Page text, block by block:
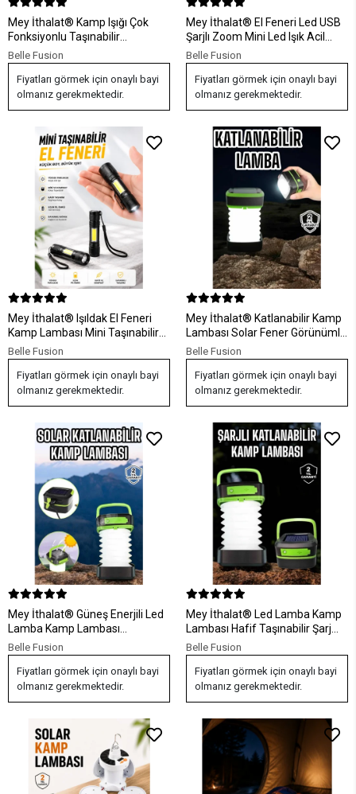
Mey İthalat® Kamp Işığı Çok
Fonksiyonlu Taşınabilir
Anahtarlık Kapak Açma
Manyetik Özelliği
Belle Fusion
Fiyatları görmek için onaylı bayi
olmanız gerekmektedir.
Mey İthalat® El Feneri Led USB
Şarjlı Zoom Mini Led Işık Acil
Durum Feneri
Belle Fusion
Fiyatları görmek için onaylı bayi
olmanız gerekmektedir.
Mey İthalat® Işıldak El Feneri
Kamp Lambası Mini Taşınabilir
Acil Durum Lambası Fener Led
Işık
Belle Fusion
Fiyatları görmek için onaylı bayi
olmanız gerekmektedir.
Mey İthalat® Katlanabilir Kamp
Lambası Solar Fener Görünümlü
3 Kademeli Şarjlı
Belle Fusion
Fiyatları görmek için onaylı bayi
olmanız gerekmektedir.
Mey İthalat® Güneş Enerjili Led
Lamba Kamp Lambası
Katlanabilir Lamba USB Şarjlı
Belle Fusion
Fiyatları görmek için onaylı bayi
olmanız gerekmektedir.
Mey İthalat® Led Lamba Kamp
Lambası Hafif Taşınabilir Şarj
Süreli Akordeon El Fenerli
Belle Fusion
Fiyatları görmek için onaylı bayi
olmanız gerekmektedir.